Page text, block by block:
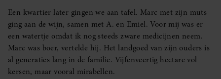
Een kwartier later gingen we aan tafel. Marc met zijn muts
ging aan de wijn, samen met A. en Emiel. Voor mij was er
een watertje omdat ik nog steeds zware medicijnen neem.
Marc was boer, vertelde hij. Het landgoed van zijn ouders is
al generaties lang in de familie. Vijfenveertig hectare vol
kersen, maar vooral mirabellen.